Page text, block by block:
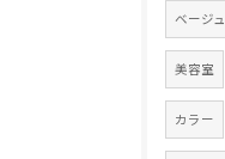
ベージュ
美容室
カラー